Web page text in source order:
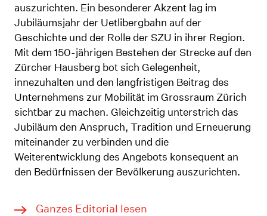
auszurichten. Ein besonderer Akzent lag im
Jubiläumsjahr der Uetlibergbahn auf der
Geschichte und der Rolle der SZU in ihrer Region.
Mit dem 150-jährigen Bestehen der Strecke auf den
Zürcher Hausberg bot sich Gelegenheit,
innezuhalten und den langfristigen Beitrag des
Unternehmens zur Mobilität im Grossraum Zürich
sichtbar zu machen. Gleichzeitig unterstrich das
Jubiläum den Anspruch, Tradition und Erneuerung
miteinander zu verbinden und die
Weiterentwicklung des Angebots konsequent an
den Bedürfnissen der Bevölkerung auszurichten.
Ganzes Editorial lesen